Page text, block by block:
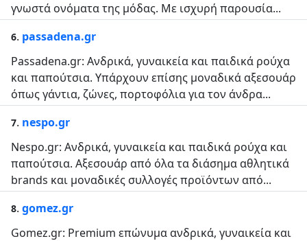
γνωστά ονόματα της μόδας. Με ισχυρή παρουσία...
6. passadena.gr
Passadena.gr: Ανδρικά, γυναικεία και παιδικά ρούχα
και παπούτσια. Υπάρχουν επίσης μοναδικά αξεσουάρ
όπως γάντια, ζώνες, πορτοφόλια για τον άνδρα...
7. nespo.gr
Nespo.gr: Ανδρικά, γυναικεία και παιδικά ρούχα και
παπούτσια. Αξεσουάρ από όλα τα διάσημα αθλητικά
brands και μοναδικές συλλογές προϊόντων από...
8. gomez.gr
Gomez.gr: Premium επώνυμα ανδρικά, γυναικεία και